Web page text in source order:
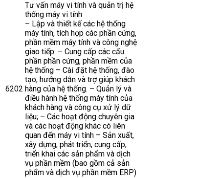
6202
Tư vấn máy vi tính và quản trị hệ
thống máy vi tính
– Lập và thiết kế các hệ thống
máy tính, tích hợp các phần cứng,
phần mềm máy tính và công nghệ
giao tiếp. – Cung cấp các cấu
phần phần cứng, phần mềm của
hệ thống – Cài đặt hệ thống, đào
tạo, hướng dẫn và trợ giúp khách
hàng của hệ thống. – Quản lý và
điều hành hệ thống máy tính của
khách hàng và công cụ xử lý dữ
liệu; – Các hoạt động chuyên gia
và các hoạt động khác có liên
quan đến máy vi tính – Sản xuất,
xây dựng, phát triển, cung cấp,
triển khai các sản phẩm và dịch
vụ phần mềm (bao gồm cả sản
phẩm và dịch vụ phần mềm ERP)